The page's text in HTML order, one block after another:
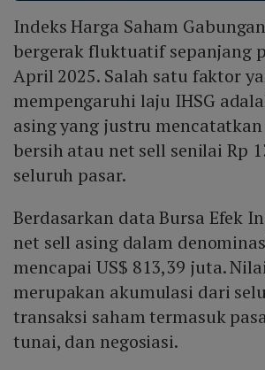
Indeks Harga Saham
bergerak fluktuatif sepanjang
April 2025. Salah satu faktor
mempengaruhi laju IHSG
asing yang justru
bersih atau net sell senilai Rp
seluruh pasar.
Berdasarkan data Bursa Efek
net sell asing dalam
mencapai US$ 813,39 juta.
merupakan akumulasi dari
transaksi saham termasuk
tunai, dan negosiasi.